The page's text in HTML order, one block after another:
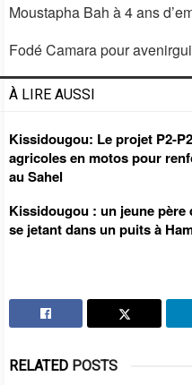
Moustapha Bah à 4 ans
Fodé Camara pour
À LIRE AUSSI
Kissidougou: Le projet P2-
agricoles en motos pour
au Sahel
Kissidougou : un jeune père
se jetant dans un puits à
RELATED POSTS